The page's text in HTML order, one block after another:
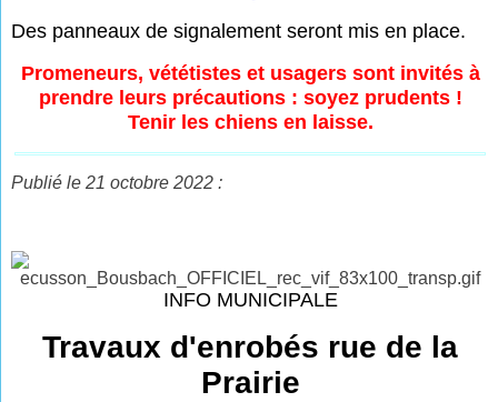
Des panneaux de signalement seront mis en place.
Promeneurs, vététistes et usagers sont invités à
prendre leurs précautions : soyez prudents !
Tenir les chiens en laisse.
Publié le 21 octobre 2022 :
INFO MUNICIPALE
Travaux d'enrobés rue de la
Prairie